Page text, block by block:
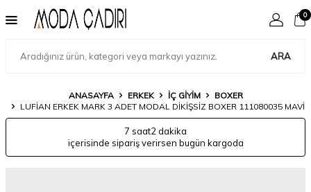
ARA
0
ANASAYFA ERKEK İÇ GIYIM
BOXER
LUFIAN ERKEK MARK 3 ADET MODAL DIKIŞSIZ BOXER 111080035 MAVI
7 saat2 dakika
içerisinde sipariş verirsen bugün kargoda